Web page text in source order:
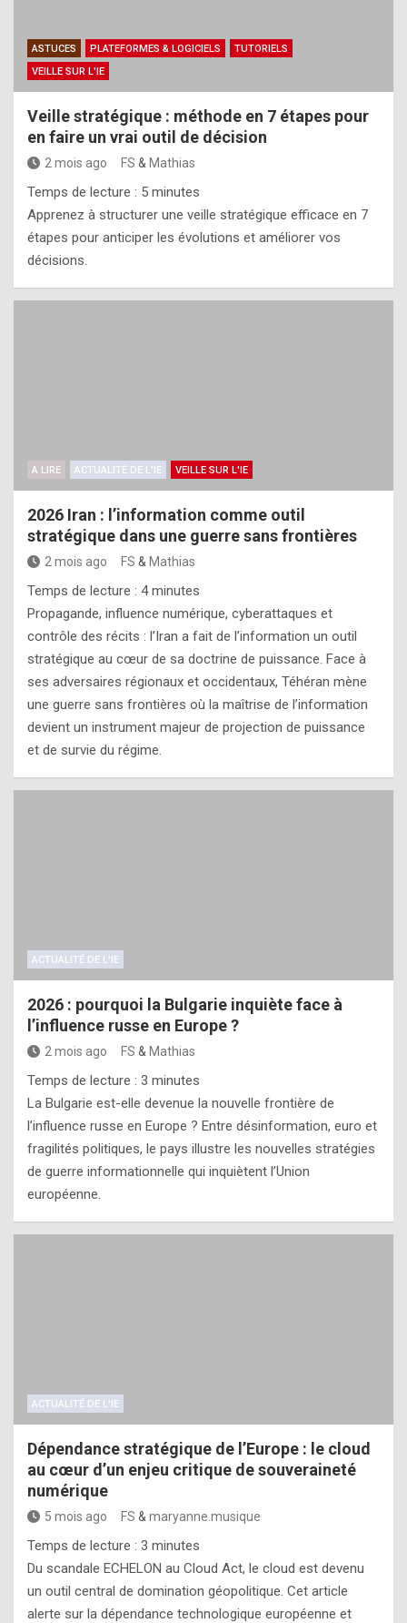
ASTUCES PLATEFORMES & LOGICIELS
TUTORIELS
VEILLE SUR L'IE
Veille stratégique : méthode en 7 étapes pour
en faire un vrai outil de décision
2 mois ago FS & Mathias
Temps de lecture : 5 minutes
Apprenez à structurer une veille stratégique efficace en 7
étapes pour anticiper les évolutions et améliorer vos
décisions.
A LIRE ACTUALITÉ DE L'IE VEILLE SUR L'IE
2026 Iran : l’information comme outil
stratégique dans une guerre sans frontières
2 mois ago FS & Mathias
Temps de lecture : 4 minutes
Propagande, influence numérique, cyberattaques et
contrôle des récits : l’Iran a fait de l’information un outil
stratégique au cœur de sa doctrine de puissance. Face à
ses adversaires régionaux et occidentaux, Téhéran mène
une guerre sans frontières où la maîtrise de l’information
devient un instrument majeur de projection de puissance
et de survie du régime.
ACTUALITÉ DE L'IE
2026 : pourquoi la Bulgarie inquiète face à
l’influence russe en Europe ?
2 mois ago FS & Mathias
Temps de lecture : 3 minutes
La Bulgarie est-elle devenue la nouvelle frontière de
l’influence russe en Europe ? Entre désinformation, euro et
fragilités politiques, le pays illustre les nouvelles stratégies
de guerre informationnelle qui inquiètent l’Union
européenne.
ACTUALITÉ DE L'IE
Dépendance stratégique de l’Europe : le cloud
au cœur d’un enjeu critique de souveraineté
numérique
5 mois ago FS & maryanne.musique
Temps de lecture : 3 minutes
Du scandale ECHELON au Cloud Act, le cloud est devenu
un outil central de domination géopolitique. Cet article
alerte sur la dépendance technologique européenne et